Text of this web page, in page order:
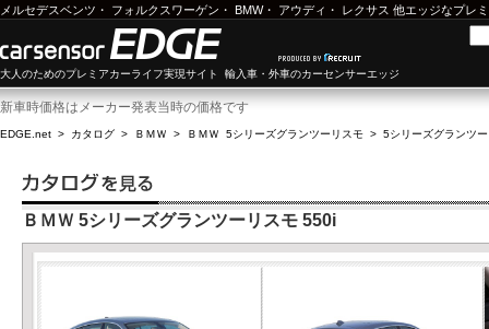
メルセデスベンツ ・ フォルクスワーゲン ・ BMW・ アウディ ・ レクサス 他エッジなプレ
大人のためのプレミアカーライフ実現サイト 輸入車・外車のカーセンサーエッジ
新車時価格はメーカー発表当時の価格です
EDGE.net > カタログ > ＢＭＷ > ＢＭＷ 5シリーズグランツーリスモ > 5シリーズグランツ
ＢＭＷ 5シリーズグランツーリスモ 550i